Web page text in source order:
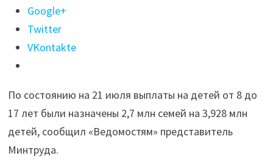
"Больше
половины
семей
получили
в выплатах
на детей
от 8
до 17
Google+
Twitter
VKontakte
По состоянию на 21 июля выплаты на детей от 8 до
17 лет были назначены 2,7 млн семей на 3,928 млн
детей, сообщил «Ведомостям» представитель
Минтруда.